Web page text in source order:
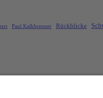
Paul Kalkbrenner Rückblicke